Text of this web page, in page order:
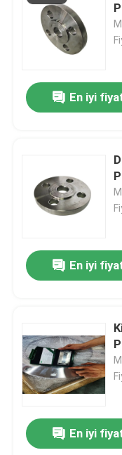
En iyi
En iyi
En iyi